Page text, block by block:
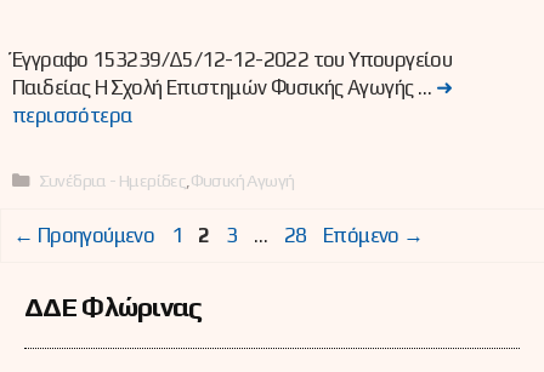
Έγγραφο 153239/Δ5/12-12-2022 του Υπουργείου
Παιδείας Η Σχολή Επιστημών Φυσικής Αγωγής … ➜
περισσότερα
Κατηγορίες
Συνέδρια - Ημερίδες Φυσική Αγωγή
← Προηγούμενο Σελίδα
1 Σελίδα
2 Σελίδα
3 … Σελίδα
28 Επόμενο →
ΔΔΕ Φλώρινας